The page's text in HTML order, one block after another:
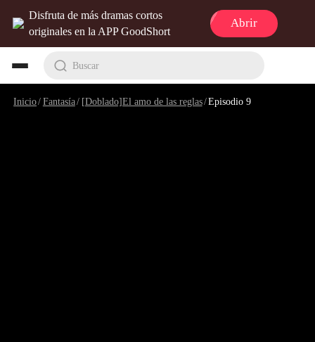
Disfruta de más dramas cortos
originales en la APP GoodShort
Abrir
Buscar
Inicio/Fantasía/ [Doblado]El amo de las reglas/Episodio 9